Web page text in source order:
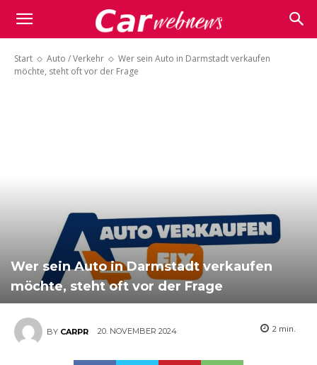
Carwebnews.com
Start Auto / Verkehr
Wer sein Auto in Darmstadt verkaufen
möchte, steht oft vor der Frage
Wer sein Auto in Darmstadt verkaufen
möchte, steht oft vor der Frage
BY CARPR 20. NOVEMBER 2024 2 min.